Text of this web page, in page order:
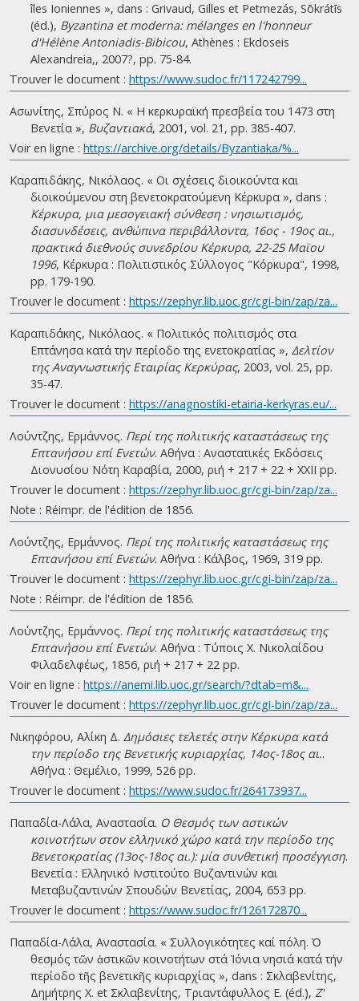
îles Ioniennes », dans : Grivaud, Gilles et Petmezás, Sōkrátīs
(éd.), Byzantina et moderna: mélanges en l'honneur
d'Hélène Antoniadis-Bibicou, Athènes : Ekdoseis
Alexandreia,, 2007?, pp. 75-84.
Trouver le document : https://www.sudoc.fr/117242799...
Ασωνίτης, Σπύρος Ν. « Η κερκυραϊκή πρεσβεία του 1473 στη
Βενετία », Βυζαντιακά, 2001, vol. 21, pp. 385-407.
Voir en ligne : https://archive.org/details/Byzantiaka/%...
Καραπιδάκης, Νικόλαος. « Οι σχέσεις διοικούντα και
διοικούμενου στη βενετοκρατούμενη Κέρκυρα », dans :
Κέρκυρα, μια μεσογειακή σύνθεση : νησιωτισμός,
διασυνδέσεις, ανθώπινα περιβάλλοντα, 16ος - 19ος αι.,
πρακτικά διεθνούς συνεδρίου Κέρκυρα, 22-25 Μαϊου
1996, Κέρκυρα : Πολιτιστικός Σύλλογος "Κόρκυρα", 1998,
pp. 179-190.
Trouver le document : https://zephyr.lib.uoc.gr/cgi-bin/zap/za...
Καραπιδάκης, Νικόλαος. « Πολιτικός πολιτισμός στα
Επτάνησα κατά την περίοδο της ενετοκρατίας », Δελτίον
της Αναγνωστικής Εταιρίας Κερκύρας, 2003, vol. 25, pp.
35-47.
Trouver le document : https://anagnostiki-etairia-kerkyras.eu/...
Λούντζης, Ερμάννος. Περί της πολιτικής καταστάσεως της
Επτανήσου επί Ενετών. Αθήνα : Αναστατικές Εκδόσεις
Διονυσίου Νότη Καραβία, 2000, ριή + 217 + 22 + ΧΧΙΙ pp.
Trouver le document : https://zephyr.lib.uoc.gr/cgi-bin/zap/za...
Note : Réimpr. de l'édition de 1856.
Λούντζης, Ερμάννος. Περί της πολιτικής καταστάσεως της
Επτανήσου επί Ενετών. Αθήνα : Κάλβος, 1969, 319 pp.
Trouver le document : https://zephyr.lib.uoc.gr/cgi-bin/zap/za...
Note : Réimpr. de l'édition de 1856.
Λούντζης, Ερμάννος. Περί της πολιτικής καταστάσεως της
Επτανήσου επί Ενετών. Αθήνα : Τύποις Χ. Νικολαίδου
Φιλαδελφέως, 1856, ριή + 217 + 22 pp.
Voir en ligne : https://anemi.lib.uoc.gr/search/?dtab=m&...
Trouver le document : https://zephyr.lib.uoc.gr/cgi-bin/zap/za...
Νικηφόρου, Αλίκη Δ. Δημόσιες τελετές στην Κέρκυρα κατά
την περίοδο της Βενετικής κυριαρχίας, 14ος-18ος αι..
Αθήνα : Θεμέλιο, 1999, 526 pp.
Trouver le document : https://www.sudoc.fr/264173937...
Παπαδία-Λάλα, Αναστασία. Ο Θεσμός των αστικών
κοινοτήτων στον ελληνικό χώρο κατά την περίοδο της
Βενετοκρατίας (13ος-18ος αι.): μία συνθετική προσέγγιση.
Βενετία : Ελληνικό Ινστιτούτο Βυζαντινών και
Μεταβυζαντινών Σπουδών Βενετίας, 2004, 653 pp.
Trouver le document : https://www.sudoc.fr/126172870...
Παπαδία-Λάλα, Αναστασία. « Συλλογικότητες καί πόλη. Ὁ
θεσµός τῶν ἀστικῶν κοινοτήτων στά Ἰόνια νησιά κατά τήν
περίοδο τῆς βενετικῆς κυριαρχίας », dans : Σκλαβενίτης,
Δημήτρης Χ. et Σκλαβενίτης, Τριαντάφυλλος Ε. (éd.), Ζ'